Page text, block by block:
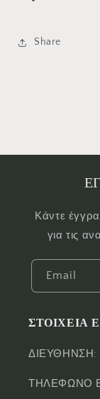
Share
Κάντε
για τις
Email
ΣΤΟΙΧΕΙΑ
ΔΙΕΥΘΗΝΣΗ:
ΤΗΛΕΦΩΝΟ